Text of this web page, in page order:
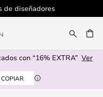
de diseñadores
con “16% EXTRA” Ver
COPIAR